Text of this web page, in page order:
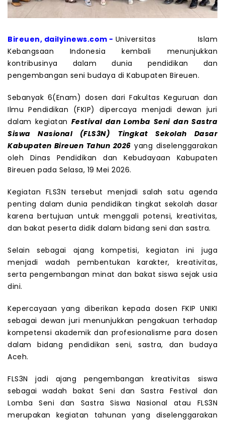
Bireuen, dailyinews.com - Universitas Islam
Kebangsaan Indonesia kembali menunjukkan
kontribusinya dalam dunia pendidikan dan
pengembangan seni budaya di Kabupaten Bireuen.
Sebanyak 6(Enam) dosen dari Fakultas Keguruan dan
Ilmu Pendidikan (FKIP) dipercaya menjadi dewan juri
dalam kegiatan Festival dan Lomba Seni dan Sastra
Siswa Nasional (FLS3N)
Tingkat Sekolah Dasar
Kabupaten Bireuen Tahun 2026 yang diselenggarakan
oleh Dinas Pendidikan dan Kebudayaan Kabupaten
Bireuen pada Selasa, 19 Mei 2026.
Kegiatan FLS3N tersebut menjadi salah satu agenda
penting dalam dunia pendidikan tingkat sekolah dasar
karena bertujuan untuk menggali potensi, kreativitas,
dan bakat peserta didik dalam bidang seni dan sastra.
Selain sebagai ajang kompetisi, kegiatan ini juga
menjadi wadah pembentukan karakter, kreativitas,
serta pengembangan minat dan bakat siswa sejak usia
dini.
Kepercayaan yang diberikan kepada dosen FKIP UNIKI
sebagai dewan juri menunjukkan pengakuan terhadap
kompetensi akademik dan profesionalisme para dosen
dalam bidang pendidikan seni, sastra, dan budaya
Aceh.
FLS3N jadi ajang pengembangan kreativitas siswa
sebagai wadah bakat Seni dan Sastra Festival dan
Lomba Seni dan Sastra Siswa Nasional atau FLS3N
merupakan kegiatan tahunan yang diselenggarakan